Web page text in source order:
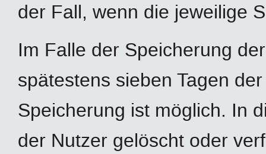
der Fall, wenn die jeweilige
Im Falle der Speicherung
spätestens sieben Tagen
Speicherung ist möglich. In
der Nutzer gelöscht oder